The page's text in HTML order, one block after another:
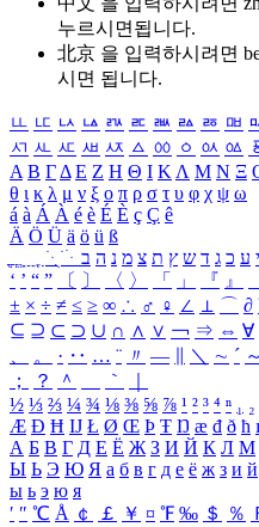
누르시면됩니다.
北京 을 입력하시려면
시면 됩니다.
ㅥ ㅦ ㅧ ㅨ ㅩ ㅪ ㅫ ㅬ ㅭ ㅮ
ㅺ ㅻ ㅼ ㅽ ㅾ ㅿ ㆀ ㆁ ㆂ ㆃ
Α Β ΓΔ Ε Ζ Η Θ Ι ΚΛ Μ Ν Ξ
θ ι κ λ μ ν ξ ο π ρ σ τ υ φ χ ψ ω
á à Á À é è É È ç Ç ê
Ä Ö Ü ä ö ü ß
ִֶֹ ֻּ ׁׂ י ע כ ג ד ש ץ ת צ מ נ ה ב
‘ ’ “ ” 〔 〕 〈 〉 「 」 『 』
± × ÷ ≠ ≤ ≥ ∞ ∴ ♂ ♀ ∠ ⊥ ⌒ ∂
⊆ ⊇ ⊂ ⊃ ∪ ∩ ∧ ∨ ￢ ⇒ ⇔ ∀
、
。 · ‥ … ¨ 〃 ― ＼ ∼ ´ ～
；
？ ＾ ｀
½ ⅓ ⅔ ¼ ¾ ⅛ ⅜ ⅝ ⅞ ¹ ² ³ ⁴ ⁿ ₁ ₂
Æ Ð Ħ Ĳ Ł Ø Œ Þ Ŧ Ŋ æ đ ð ħ ı
А Б В Г Д Е Ё Ж З И Й К Л М
Ы Ь Э Ю Я а б в г д е ё ж з и й
ы ь э ю я
′ ″ ℃ Å ￠ ￡ ￥ ¤ ℉ ‰ ＄ ％